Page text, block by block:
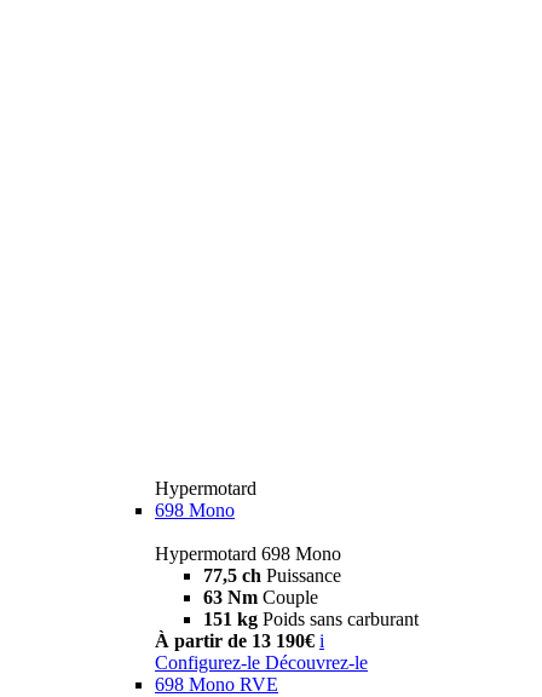
Hypermotard
698 Mono
Hypermotard 698 Mono
77,5 ch Puissance
63 Nm Couple
151 kg Poids sans carburant
À partir de 13 190€ i
Configurez-le Découvrez-le
698 Mono RVE